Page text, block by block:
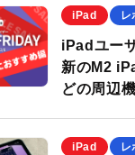
iPad レ
iPadユー
新のM2
どの周辺
iPad レ